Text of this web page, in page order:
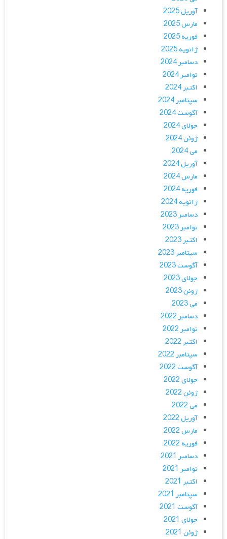
آوریل 2025
مارس 2025
فوریه 2025
ژانویه 2025
دسامبر 2024
نوامبر 2024
اکتبر 2024
سپتامبر 2024
آگوست 2024
جولای 2024
ژوئن 2024
می 2024
آوریل 2024
مارس 2024
فوریه 2024
ژانویه 2024
دسامبر 2023
نوامبر 2023
اکتبر 2023
سپتامبر 2023
آگوست 2023
جولای 2023
ژوئن 2023
می 2023
دسامبر 2022
نوامبر 2022
اکتبر 2022
سپتامبر 2022
آگوست 2022
جولای 2022
ژوئن 2022
می 2022
آوریل 2022
مارس 2022
فوریه 2022
دسامبر 2021
نوامبر 2021
اکتبر 2021
سپتامبر 2021
آگوست 2021
جولای 2021
ژوئن 2021